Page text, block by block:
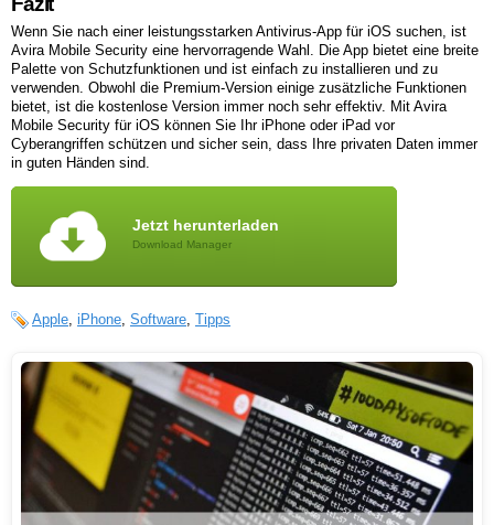
Wenn Sie nach einer leistungsstarken Antivirus-App für iOS suchen, ist
Avira Mobile Security eine hervorragende Wahl. Die App bietet eine breite
Palette von Schutzfunktionen und ist einfach zu installieren und zu
verwenden. Obwohl die Premium-Version einige zusätzliche Funktionen
bietet, ist die kostenlose Version immer noch sehr effektiv. Mit Avira
Mobile Security für iOS können Sie Ihr iPhone oder iPad vor
Cyberangriffen schützen und sicher sein, dass Ihre privaten Daten immer
in guten Händen sind.
Jetzt herunterladen
Download Manager
Apple, iPhone, Software, Tipps